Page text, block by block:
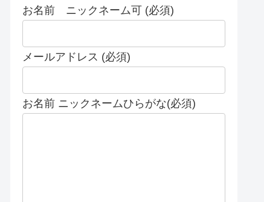
お名前 ニックネーム可 (必須)
メールアドレス (必須)
お名前 ニックネームひらがな(必須)